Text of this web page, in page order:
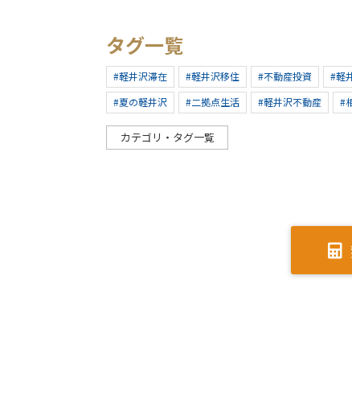
タグ一覧
#軽井沢滞在 #軽井沢移住 #不動産投資 #軽
#夏の軽井沢
#二拠点生活 #軽井沢不動産 #
カテゴリ・タグ一覧